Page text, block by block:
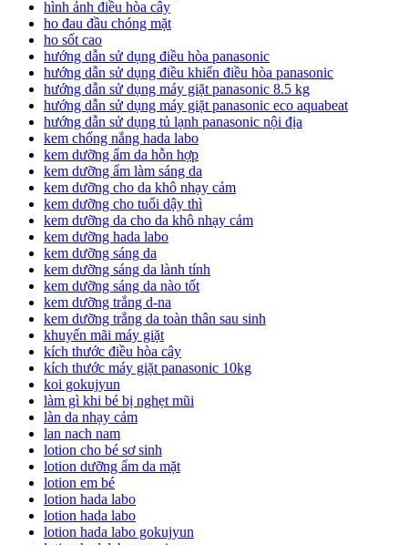
hình ảnh điều hòa cây
ho đau đầu chóng mặt
ho sốt cao
hướng dẫn sử dụng điều hòa panasonic
hướng dẫn sử dụng điều khiển điều hòa panasonic
hướng dẫn sử dụng máy giặt panasonic 8.5 kg
hướng dẫn sử dụng máy giặt panasonic eco aquabeat
hướng dẫn sử dụng tủ lạnh panasonic nội địa
kem chống nắng hada labo
kem dưỡng ẩm da hỗn hợp
kem dưỡng ẩm làm sáng da
kem dưỡng cho da khô nhạy cảm
kem dưỡng cho tuổi dậy thì
kem dưỡng da cho da khô nhạy cảm
kem dưỡng hada labo
kem dưỡng sáng da
kem dưỡng sáng da lành tính
kem dưỡng sáng da nào tốt
kem dưỡng trắng d-na
kem dưỡng trắng da toàn thân sau sinh
khuyến mãi máy giặt
kích thước điều hòa cây
kích thước máy giặt panasonic 10kg
koi gokujyun
làm gì khi bé bị nghẹt mũi
làn da nhạy cảm
lan nach nam
lotion cho bé sơ sinh
lotion dưỡng ẩm da mặt
lotion em bé
lotion hada labo
lotion hada labo
lotion hada labo gokujyun